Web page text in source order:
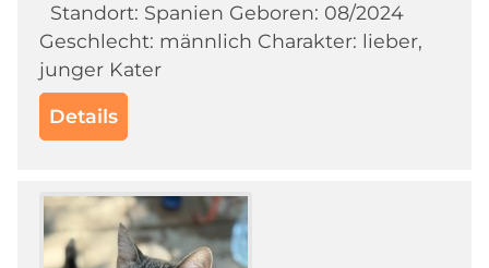
Standort: Spanien Geboren: 08/2024
Geschlecht: männlich Charakter: lieber,
junger Kater
Details